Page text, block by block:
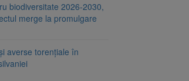
biodiversitate 2026-2030,
merge la promulgare
averse torențiale în